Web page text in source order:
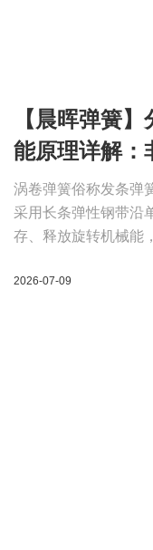
【晨晖弹簧
能原理详解：
及选型
涡卷弹簧俗称发条弹
采用长条弹性钢带沿
存、释放旋转机械能
力装置等场景，市场
2026-07-09